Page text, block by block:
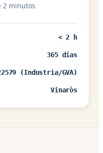
2 minutos
< 2 h
365 días
(Industria/GVA)
Vinaròs